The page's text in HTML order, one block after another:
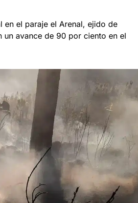
en el paraje el Arenal, ejido de
avance de 90 por ciento en el